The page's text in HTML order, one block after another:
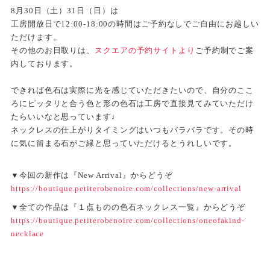
8月30日（土）31日（日）は
工房開放日で12:00-18:00の時間はご予約なしでご自由にお越しい
ただけます。
その他のお日取りは、
スクエアの予約サイトより ご予約制でご案
内しております。
できれば色石は実際に光を感じていただきたいので、自分のここ
ろにピッタリと合う色と形の色石は工房で直接見てみていただけ
たらいいなと思っています♩
ネックレスの仕上がりタイミングはいつもバラバラです。その時
に気に留まる石がご縁と思っていただけるとうれしいです。
▼今回の新作は『New Arrival』からどうぞ
https://boutique.petiterobenoire.com/collections/new-arrival
▼全ての作品は『１点ものの色石ネックレス一覧』からどうぞ
https://boutique.petiterobenoire.com/collections/oneofakind-
necklace